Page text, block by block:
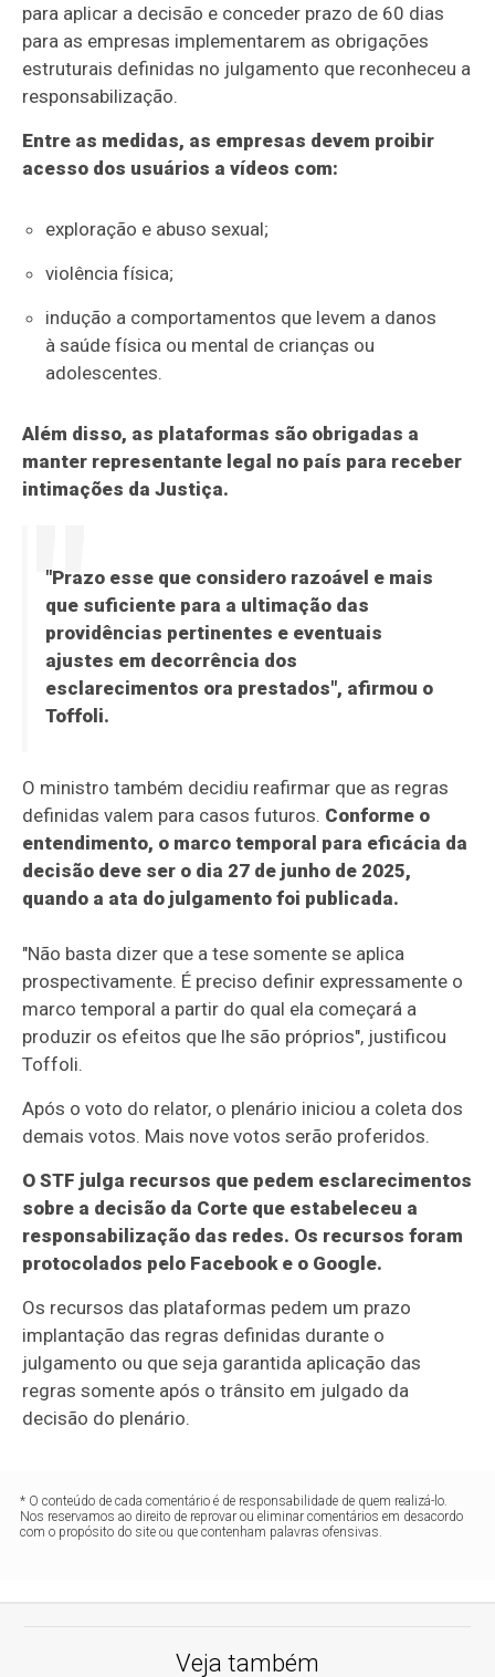
para aplicar a decisão e conceder prazo de 60 dias
para as empresas implementarem as obrigações
estruturais definidas no julgamento que reconheceu a
responsabilização.
Entre as medidas, as empresas devem proibir
acesso dos usuários a vídeos com:
exploração e abuso sexual;
violência física;
indução a comportamentos que levem a danos
à saúde física ou mental de crianças ou
adolescentes.
Além disso, as plataformas são obrigadas a
manter representante legal no país para receber
intimações da Justiça.
"Prazo esse que considero razoável e mais
que suficiente para a ultimação das
providências pertinentes e eventuais
ajustes em decorrência dos
esclarecimentos ora prestados", afirmou o
Toffoli.
O ministro também decidiu reafirmar que as regras
definidas valem para casos futuros. Conforme o
entendimento, o marco temporal para eficácia da
decisão deve ser o dia 27 de junho de 2025,
quando a ata do julgamento foi publicada.
"Não basta dizer que a tese somente se aplica
prospectivamente. É preciso definir expressamente o
marco temporal a partir do qual ela começará a
produzir os efeitos que lhe são próprios", justificou
Toffoli.
Após o voto do relator, o plenário iniciou a coleta dos
demais votos. Mais nove votos serão proferidos.
O STF julga recursos que pedem esclarecimentos
sobre a decisão da Corte que estabeleceu a
responsabilização das redes. Os recursos foram
protocolados pelo Facebook e o Google.
Os recursos das plataformas pedem um prazo
implantação das regras definidas durante o
julgamento ou que seja garantida aplicação das
regras somente após o trânsito em julgado da
decisão do plenário.
* O conteúdo de cada comentário é de responsabilidade de quem realizá-lo.
Nos reservamos ao direito de reprovar ou eliminar comentários em desacordo
com o propósito do site ou que contenham palavras ofensivas.
Veja também